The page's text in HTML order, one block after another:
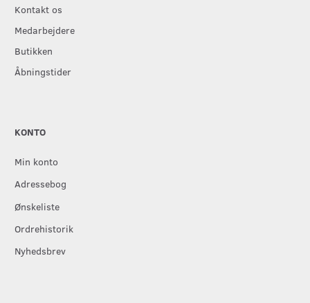
Kontakt os
Medarbejdere
Butikken
Åbningstider
KONTO
Min konto
Adressebog
Ønskeliste
Ordrehistorik
Nyhedsbrev